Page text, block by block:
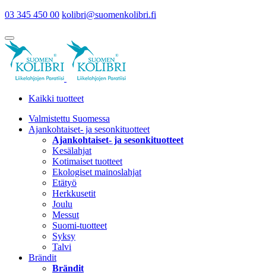
03 345 450 00 kolibri@suomenkolibri.fi
Kaikki tuotteet
Valmistettu Suomessa
Ajankohtaiset- ja sesonkituotteet
Ajankohtaiset- ja sesonkituotteet
Kesälahjat
Kotimaiset tuotteet
Ekologiset mainoslahjat
Etätyö
Herkkusetit
Joulu
Messut
Suomi-tuotteet
Syksy
Talvi
Brändit
Brändit